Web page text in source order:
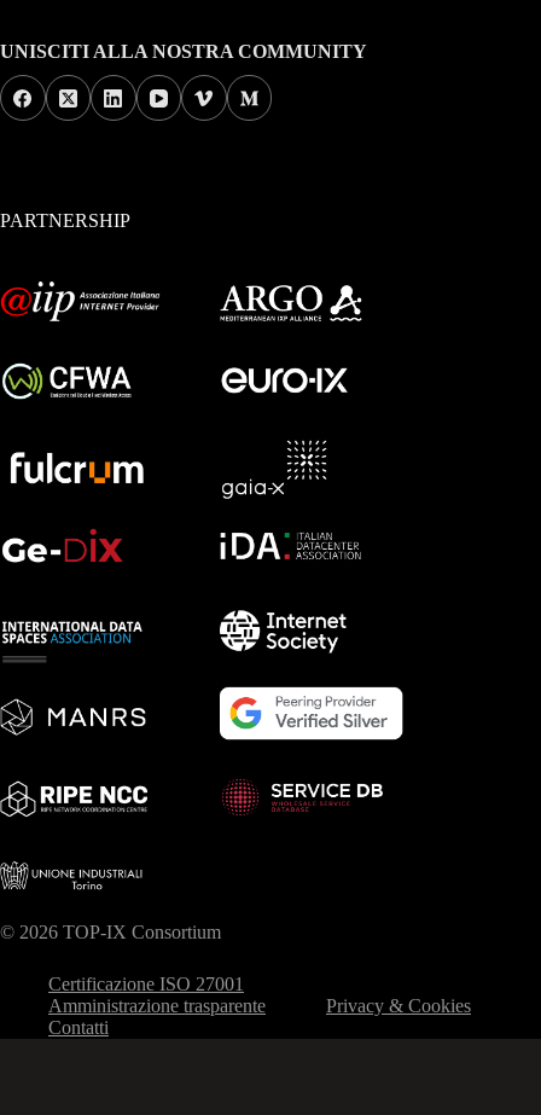
UNISCITI ALLA NOSTRA COMMUNITY
PARTNERSHIP
© 2026 TOP-IX Consortium
Certificazione ISO 27001
Amministrazione trasparente
Privacy & Cookies
Contatti